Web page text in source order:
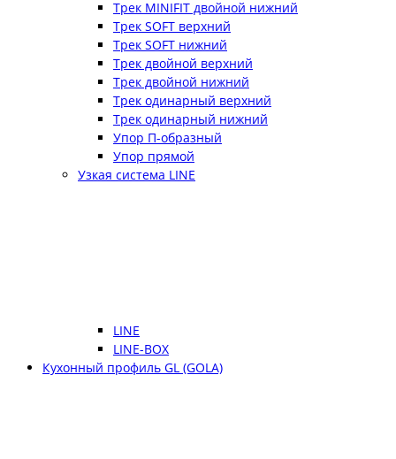
Трек MINIFIT двойной нижний
Трек SOFT верхний
Трек SOFT нижний
Трек двойной верхний
Трек двойной нижний
Трек одинарный верхний
Трек одинарный нижний
Упор П-образный
Упор прямой
Узкая система LINE
LINE
LINE-BOX
Кухонный профиль GL (GOLA)